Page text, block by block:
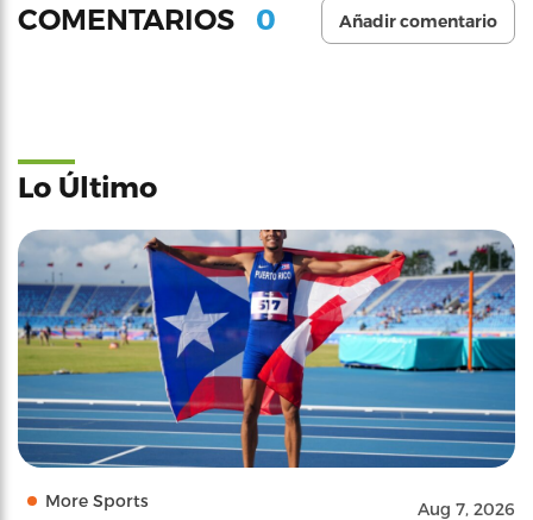
COMENTARIOS 0 Añadir comentario
Lo Último
More Sports Aug 7, 2026